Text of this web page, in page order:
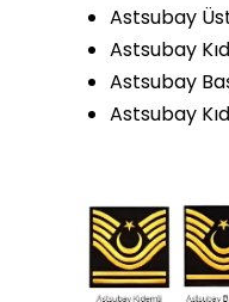
Astsubay
Astsubay
Astsubay
Astsubay